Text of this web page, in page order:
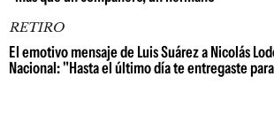
RETIRO
El emotivo mensaje de Luis Suárez a Nicolás
Nacional: "Hasta el último día te entregaste